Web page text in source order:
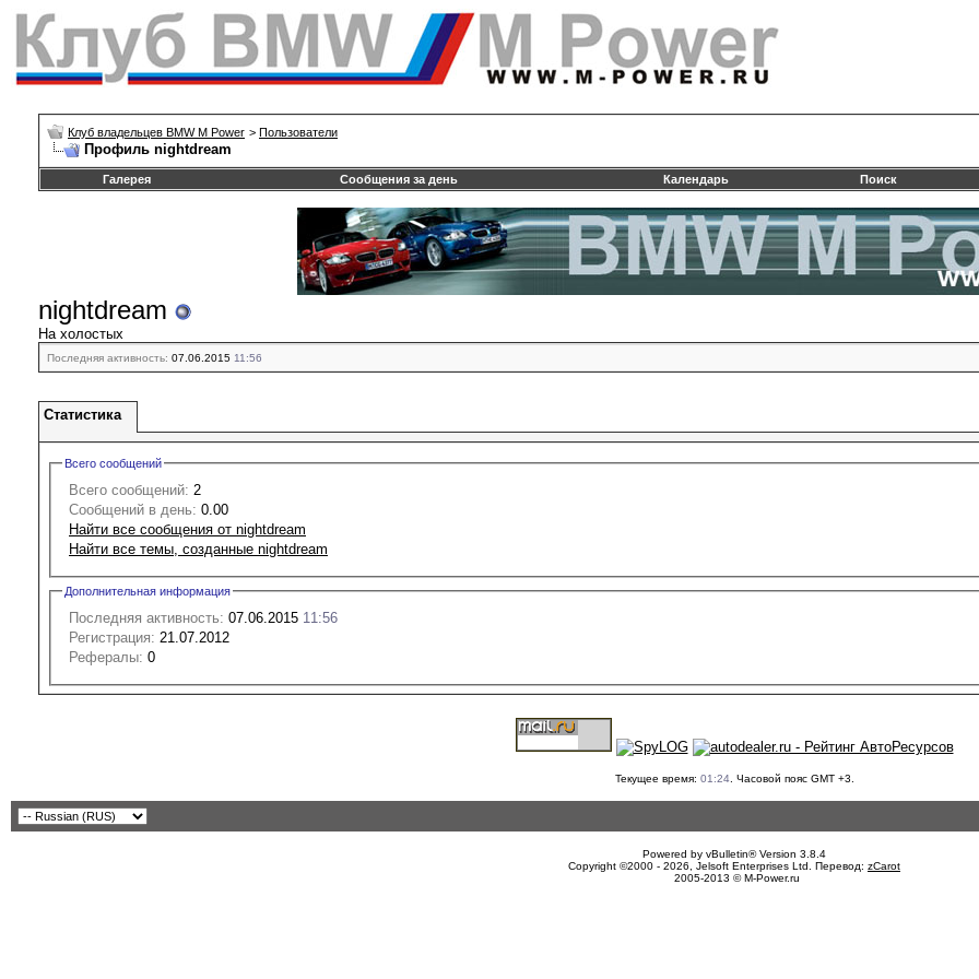
Клуб владельцев BMW M Power > Пользователи
Профиль nightdream
Галерея Сообщения за день Календарь Поиск
nightdream
На холостых
Последняя активность: 07.06.2015 11:56
Статистика
Всего сообщений
Всего сообщений: 2
Сообщений в день: 0.00
Найти все сообщения от nightdream
Найти все темы, созданные nightdream
Дополнительная информация
Последняя активность: 07.06.2015 11:56
Регистрация: 21.07.2012
Рефералы: 0
Текущее время: 01:24. Часовой пояс GMT +3.
Powered by vBulletin® Version 3.8.4
Copyright ©2000 - 2026, Jelsoft Enterprises Ltd. Перевод: zCarot
2005-2013 © M-Power.ru